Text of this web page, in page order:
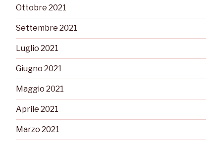
Ottobre 2021
Settembre 2021
Luglio 2021
Giugno 2021
Maggio 2021
Aprile 2021
Marzo 2021